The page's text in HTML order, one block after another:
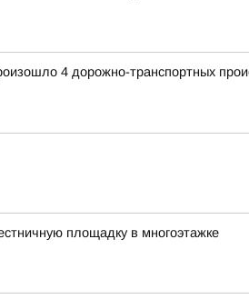
4 дорожно-транспортных
площадку в многоэтажке